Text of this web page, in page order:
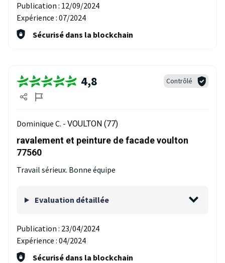
Publication : 12/09/2024
Expérience : 07/2024
Sécurisé dans la blockchain
4,8 Contrôlé
Dominique C. - VOULTON (77)
ravalement et peinture de facade voulton
77560
Travail sérieux. Bonne équipe
Evaluation détaillée
Publication : 23/04/2024
Expérience : 04/2024
Sécurisé dans la blockchain